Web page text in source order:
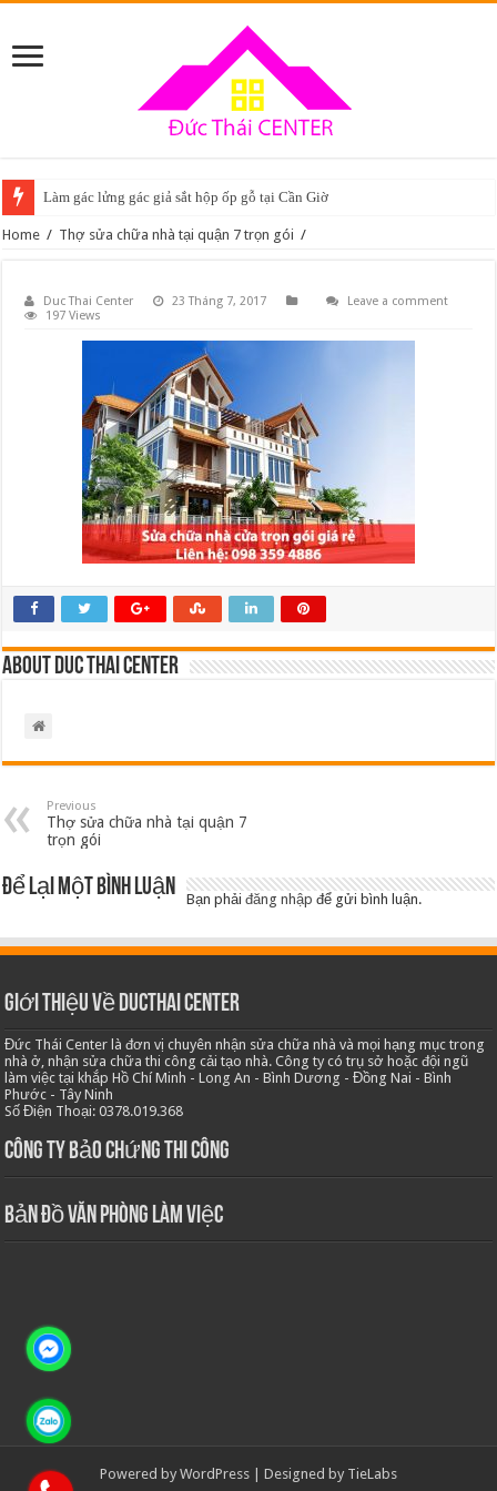
Làm gác lửng gác giả sắt hộp ốp gỗ tại Cần Giờ
Home / Thợ sửa chữa nhà tại quận 7 trọn gói /
Duc Thai Center 23 Tháng 7, 2017
Leave a comment
197 Views
About Duc Thai Center
Previous
Thợ sửa chữa nhà tại quận 7
trọn gói
Để lại một bình luận Bạn phảiđăng nhập để gửi bình luận.
Giới thiệu về Ducthai Center
Đức Thái Center là đơn vị chuyên nhận sửa chữa nhà và mọi hạng mục trong
nhà ở, nhận sửa chữa thi công cải tạo nhà. Công ty có trụ sở hoặc đội ngũ
làm việc tại khắp Hồ Chí Minh - Long An - Bình Dương - Đồng Nai - Bình
Phước - Tây Ninh
Số Điện Thoại: 0378.019.368
Công ty bảo chứng thi công
Bản Đồ Văn Phòng Làm Việc
Powered by WordPress | Designed by TieLabs